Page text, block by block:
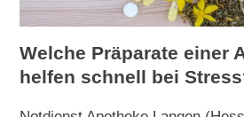
Welche Präparate einer
helfen schnell bei